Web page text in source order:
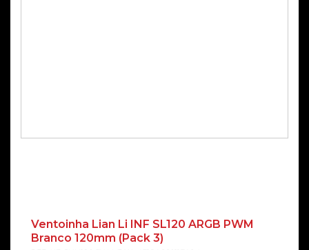
Ventoinha Lian Li INF SL120 ARGB PWM
Branco 120mm (Pack 3)